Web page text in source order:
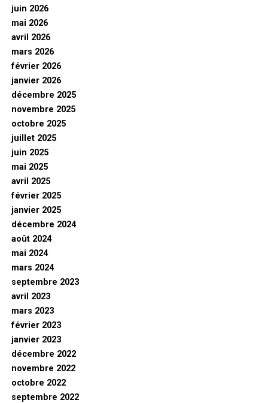
juin 2026
mai 2026
avril 2026
mars 2026
février 2026
janvier 2026
décembre 2025
novembre 2025
octobre 2025
juillet 2025
juin 2025
mai 2025
avril 2025
février 2025
janvier 2025
décembre 2024
août 2024
mai 2024
mars 2024
septembre 2023
avril 2023
mars 2023
février 2023
janvier 2023
décembre 2022
novembre 2022
octobre 2022
septembre 2022